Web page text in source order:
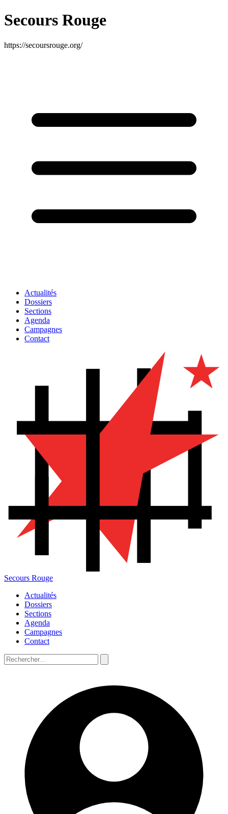
Secours Rouge
https://secoursrouge.org/
Actualités
Dossiers
Sections
Agenda
Campagnes
Contact
Secours Rouge
Actualités
Dossiers
Sections
Agenda
Campagnes
Contact